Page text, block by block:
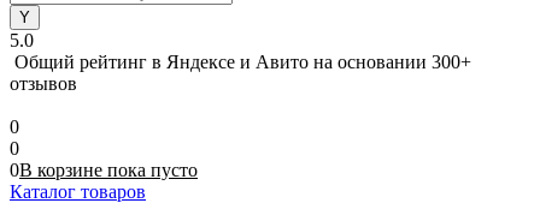
5.0
Общий рейтинг в Яндексе и Авито на основании 300+
отзывов
0
0
0В корзине пока пусто
Каталог товаров